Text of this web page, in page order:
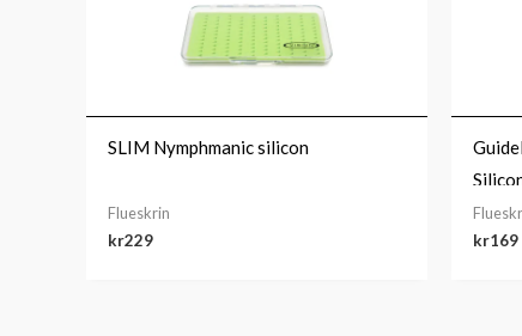
SLIM Nymphmanic silicon
Flueskrin
kr229
kr169